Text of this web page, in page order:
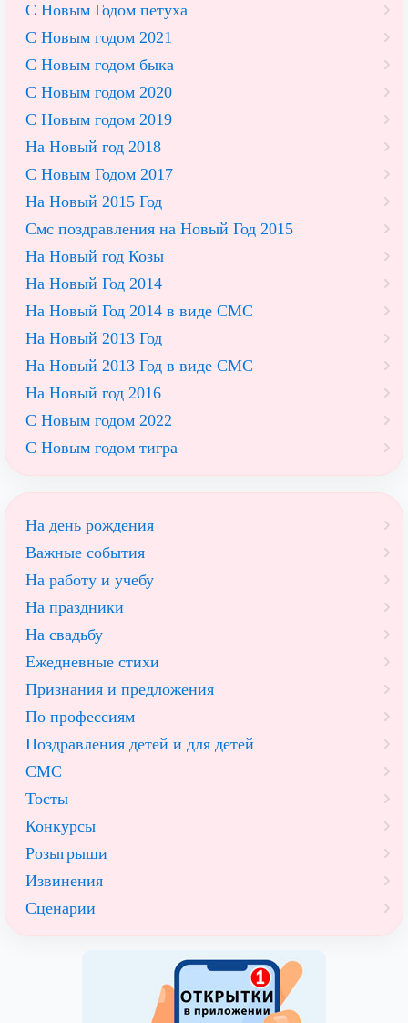
С Новым Годом петуха
С Новым годом 2021
С Новым годом быка
С Новым годом 2020
С Новым годом 2019
На Новый год 2018
С Новым Годом 2017
На Новый 2015 Год
Смс поздравления на Новый Год 2015
На Новый год Козы
На Новый Год 2014
На Новый Год 2014 в виде СМС
На Новый 2013 Год
На Новый 2013 Год в виде СМС
На Новый год 2016
С Новым годом 2022
С Новым годом тигра
На день рождения
Важные события
На работу и учебу
На праздники
На свадьбу
Ежедневные стихи
Признания и предложения
По профессиям
Поздравления детей и для детей
СМС
Тосты
Конкурсы
Розыгрыши
Извинения
Сценарии